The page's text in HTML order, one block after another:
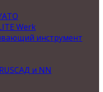
Werk
инструмент
и NN